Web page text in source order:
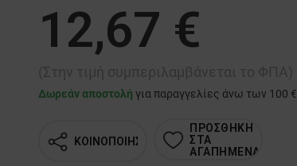
12,67 €
Δωρεάν αποστολή για παραγγελίες άνω των 100 €
ΚΟΙΝΟΠΟΙΗΣΗ
ΠΡΟΣΘΗΚΗ
ΣΤΑ
ΑΓΑΠΗΜΕΝΑ